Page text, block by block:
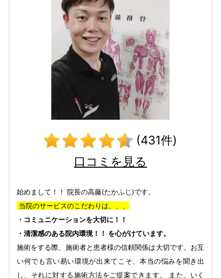
(431件)
口コミを見る
始めまして！！ 院長の高藤(たかふじ)です。
当院のサービスのこだわりは、、、
・コミュニケーションを大切に！！
・清潔感のある院内環境！！ を心がけています。
施術をする際、施術者と患者様の信頼関係は大切です。お互
い何でも言い易い環境が出来てこそ、本当の悩みを聞き出
し、それに対する施術方法をご提案できます。 また、いく